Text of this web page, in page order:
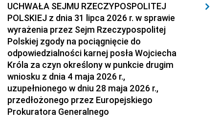
UCHWAŁA SEJMU RZECZYPOSPOLITEJ
POLSKIEJ z dnia 31 lipca 2026 r. w sprawie
wyrażenia przez Sejm Rzeczypospolitej
Polskiej zgody na pociągnięcie do
odpowiedzialności karnej posła Wojciecha
Króla za czyn określony w punkcie drugim
wniosku z dnia 4 maja 2026 r.,
uzupełnionego w dniu 28 maja 2026 r.,
przedłożonego przez Europejskiego
Prokuratora Generalnego